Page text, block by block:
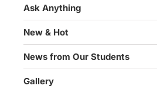
Ask Anything
New & Hot
News from Our Students
Gallery